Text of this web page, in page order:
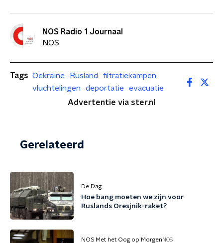
NOS Radio 1 Journaal
NOS
Tags Oekraïne Rusland
filtratiekampen
vluchtelingen
deportatie
evacuatie
Advertentie via ster.nl
Gerelateerd
De Dag
Hoe bang moeten we zijn voor
Ruslands Oresjnik-raket?
NOS Met het Oog op Morgen NOS